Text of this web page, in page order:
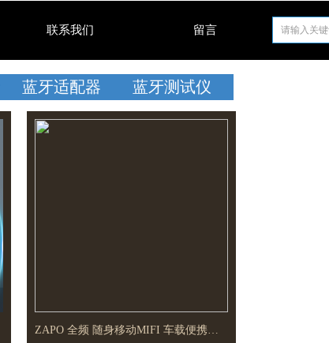
联系我们 留言
ZAPO 全频 随身移动MIFI 车载便携
蓝牙适配器 蓝牙测试仪